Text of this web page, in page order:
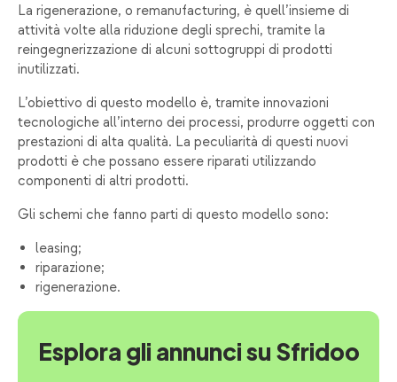
La rigenerazione, o remanufacturing, è quell’insieme di
attività volte alla riduzione degli sprechi, tramite la
reingegnerizzazione di alcuni sottogruppi di prodotti
inutilizzati.
L’obiettivo di questo modello è, tramite innovazioni
tecnologiche all’interno dei processi, produrre oggetti con
prestazioni di alta qualità. La peculiarità di questi nuovi
prodotti è che possano essere riparati utilizzando
componenti di altri prodotti.
Gli schemi che fanno parti di questo modello sono:
leasing;
riparazione;
rigenerazione.
Esplora gli annunci su Sfridoo